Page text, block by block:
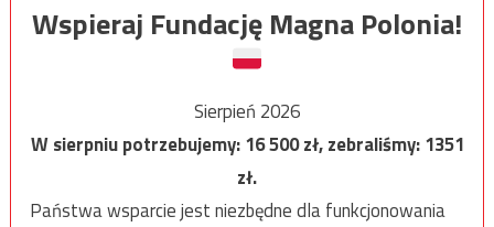
Wspieraj Fundację Magna Polonia!
Sierpień 2026
W sierpniu potrzebujemy:16 500zł, zebraliśmy:1351
zł.
Państwa wsparcie jest niezbędne dla funkcjonowania